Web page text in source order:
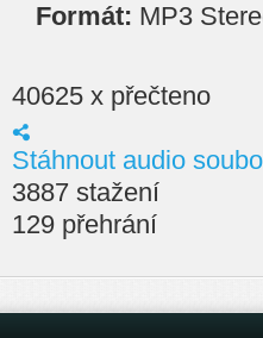
Formát: MP3
40625 x přečteno
Stáhnout audio
3887 stažení
129 přehrání